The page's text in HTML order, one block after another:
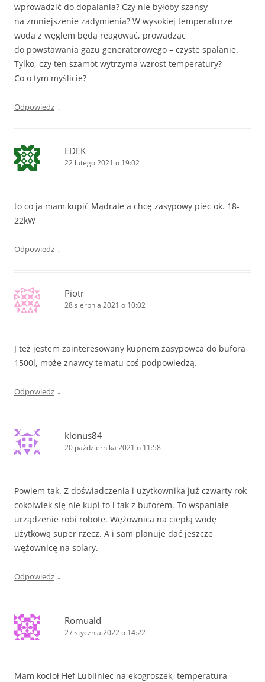
wprowadzić do dopalania? Czy nie byłoby szansy
na zmniejszenie zadymienia? W wysokiej temperaturze
woda z węglem będą reagować, prowadząc
do powstawania gazu generatorowego – czyste spalanie.
Tylko, czy ten szamot wytrzyma wzrost temperatury?
Co o tym myślicie?
Odpowiedz ↓
EDEK
22 lutego 2021 o 19:02
to co ja mam kupić Mądrale a chcę zasypowy piec ok. 18-
22kW
Odpowiedz ↓
Piotr
28 sierpnia 2021 o 10:02
J też jestem zainteresowany kupnem zasypowca do bufora
1500l, może znawcy tematu coś podpowiedzą.
Odpowiedz ↓
klonus84
20 października 2021 o 11:58
Powiem tak. Z doświadczenia i użytkownika już czwarty rok
cokolwiek się nie kupi to i tak z buforem. To wspaniałe
urządzenie robi robote. Wężownica na ciepłą wodę
użytkową super rzecz. A i sam planuje dać jeszcze
wężownicę na solary.
Odpowiedz ↓
Romuald
27 stycznia 2022 o 14:22
Mam kocioł Hef Lubliniec na ekogroszek, temperatura